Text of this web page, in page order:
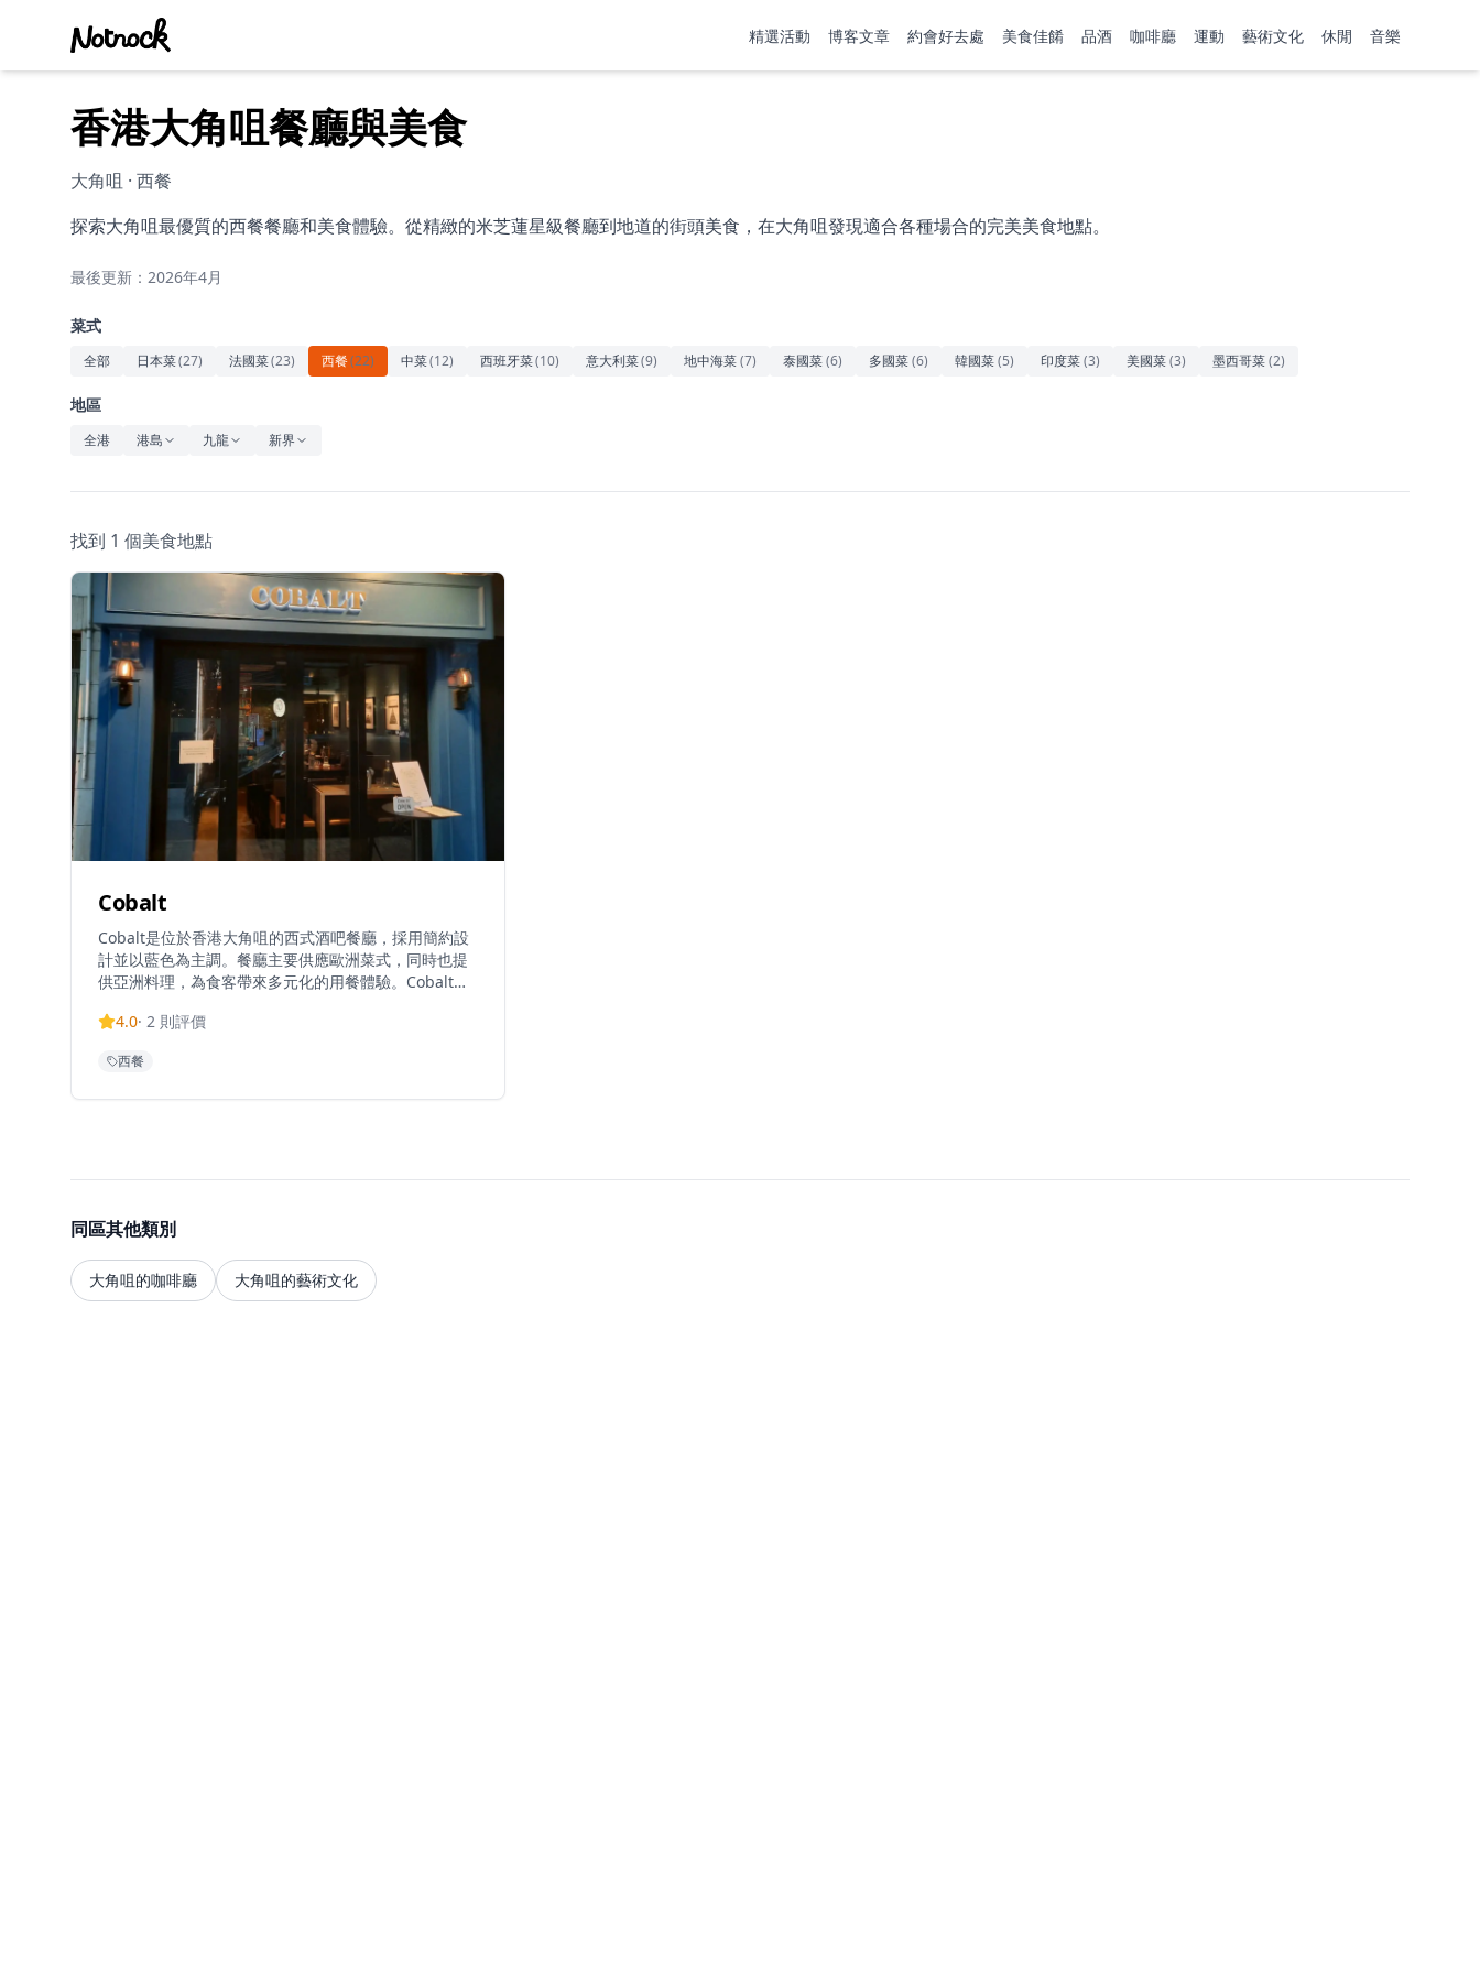
精選活動 博客文章 約會好去處 美食佳餚 品酒 咖啡廳 運動 藝術文化 休閒 音樂
香港大角咀餐廳與美食
大角咀 · 西餐
探索大角咀最優質的西餐餐廳和美食體驗。從精緻的米芝蓮星級餐廳到地道的街頭美食，在大角咀發現適合各種場合的完美美食地點。
最後更新：2026年4月
菜式
全部 日本菜(27) 法國菜(23) 西餐(22) 中菜(12) 西班牙菜(10) 意大利菜(9) 地中海菜(7) 泰國菜(6) 多國菜(6) 韓國菜(5) 印度菜(3) 美國菜(3) 墨西哥菜(2)
地區
全港 港島 九龍 新界
找到 1 個美食地點
Cobalt
Cobalt是位於香港大角咀的西式酒吧餐廳，採用簡約設
計並以藍色為主調。餐廳主要供應歐洲菜式，同時也提
供亞洲料理，為食客帶來多元化的用餐體驗。Cobalt在
排名第7176位，獲得食客正面評價。這間餐廳結合了酒
4.0· 2 則評價
西餐
同區其他類別
大角咀的咖啡廳 大角咀的藝術文化